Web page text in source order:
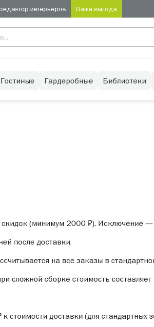
интерьеров Ваша выгода
Гостиные Гардеробные Библиотеки
скидок (минимум 2000 ₽). Исключение
после доставки.
на все заказы в
сложной сборке стоимость
стоимости доставки (для стандартных